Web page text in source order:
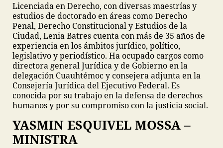
Licenciada en Derecho, con diversas maestrías y
estudios de doctorado en áreas como Derecho
Penal, Derecho Constitucional y Estudios de la
Ciudad, Lenia Batres cuenta con más de 35 años de
experiencia en los ámbitos jurídico, político,
legislativo y periodístico. Ha ocupado cargos como
directora general Jurídica y de Gobierno en la
delegación Cuauhtémoc y consejera adjunta en la
Consejería Jurídica del Ejecutivo Federal. Es
conocida por su trabajo en la defensa de derechos
humanos y por su compromiso con la justicia social.
YASMIN ESQUIVEL MOSSA –
MINISTRA